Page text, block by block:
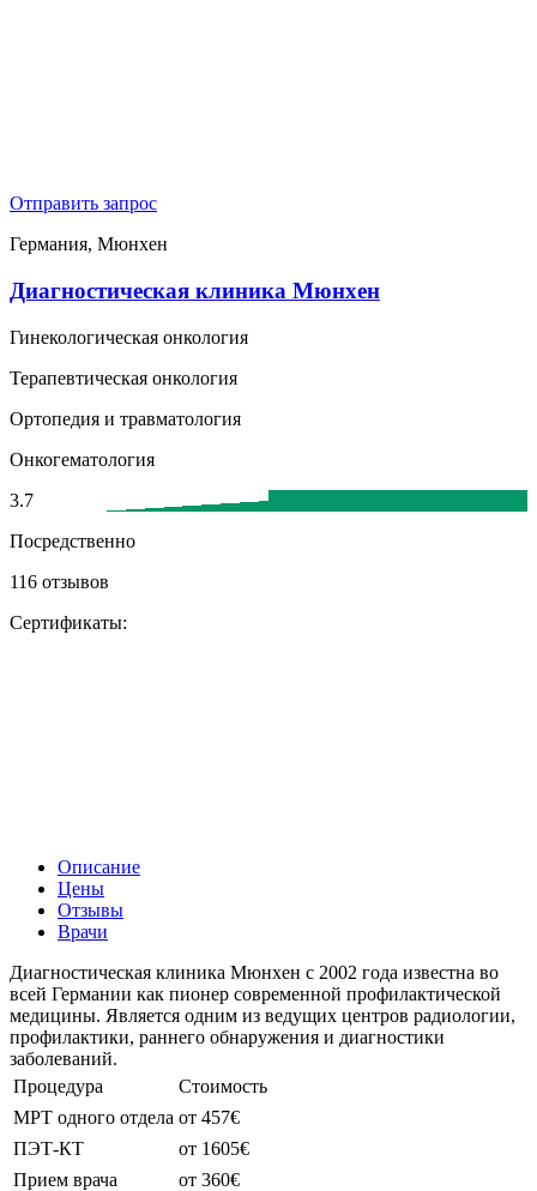
Отправить запрос
Германия, Мюнхен
Диагностическая клиника Мюнхен
Гинекологическая онкология
Терапевтическая онкология
Ортопедия и травматология
Онкогематология
3.7
Посредственно
116 отзывов
Сертификаты:
Описание
Цены
Отзывы
Врачи
Диагностическая клиника Мюнхен с 2002 года известна во
всей Германии как пионер современной профилактической
медицины. Является одним из ведущих центров радиологии,
профилактики, раннего обнаружения и диагностики
заболеваний.
Процедура
Стоимость
МРТ одного отдела от 457€
ПЭТ-КТ
от 1605€
Прием врача
от 360€